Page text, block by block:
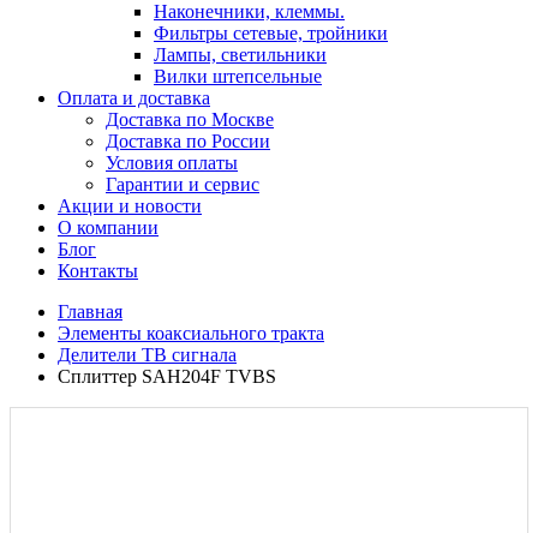
Наконечники, клеммы.
Фильтры сетевые, тройники
Лампы, светильники
Вилки штепсельные
Оплата и доставка
Доставка по Москве
Доставка по России
Условия оплаты
Гарантии и сервис
Акции и новости
О компании
Блог
Контакты
Главная
Элементы коаксиального тракта
Делители ТВ сигнала
Сплиттер SAH204F TVBS